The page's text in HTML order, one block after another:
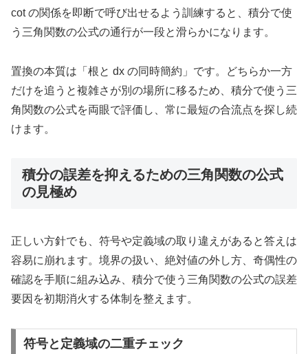
cot の関係を即断で呼び出せるよう訓練すると、積分で使
う三角関数の公式の通行が一段と滑らかになります。
置換の本質は「根と dx の同時簡約」です。どちらか一方
だけを追うと複雑さが別の場所に移るため、積分で使う三
角関数の公式を両眼で評価し、常に最短の合流点を探し続
けます。
積分の誤差を抑えるための三角関数の公式
の見極め
正しい方針でも、符号や定義域の取り違えがあると答えは
容易に崩れます。境界の扱い、絶対値の外し方、奇偶性の
確認を手順に組み込み、積分で使う三角関数の公式の誤差
要因を初期消火する体制を整えます。
符号と定義域の二重チェック